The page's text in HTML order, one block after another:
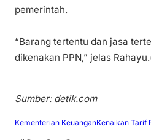
pemerintah.
“Barang tertentu dan jasa
dikenakan PPN,” jelas
Sumber: detik.com
Kementerian KeuanganKenaikan Tarif